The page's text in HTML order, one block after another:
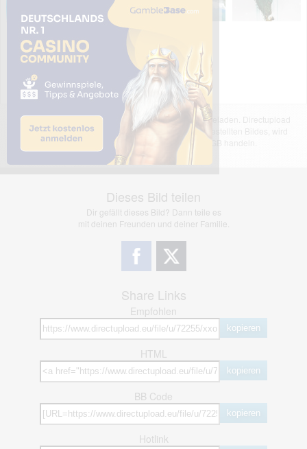
Das dargestellte Bild wurde von einem Nutzer hochgeladen. Directupload
übernimmt keinerlei Haftung für den Inhalt des dargestellten Bildes, wird
jedoch bei Verstößen nach §2(3) unserer AGB handeln.
Dieses Bild teilen
Dir gefällt dieses Bild? Dann teile es
mit deinen Freunden und deiner Familie.
Share Links
Empfohlen
kopieren
HTML
kopieren
BB Code
kopieren
Hotlink